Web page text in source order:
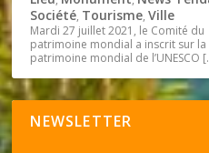
Société, Tourisme,Ville
Mardi 27 juillet 2021, le Comité du
patrimoine mondial a inscrit sur la
patrimoine mondial de l’UNESCO
NEWSLETTER